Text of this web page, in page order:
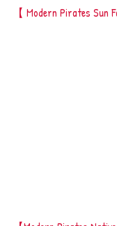
【 Modern Pirates Sun